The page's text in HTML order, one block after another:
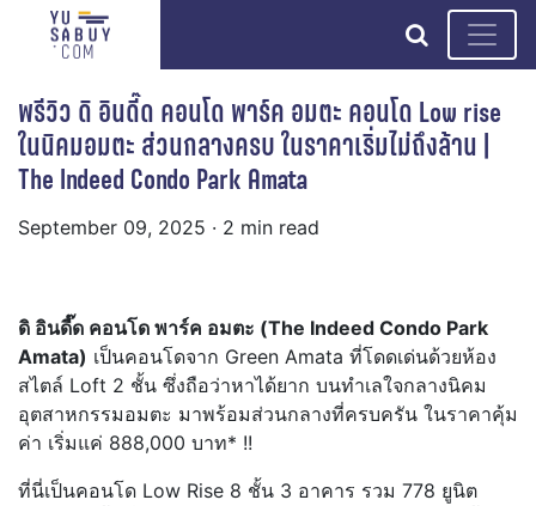
search
พรีวิว ดิ อินดี๊ด คอนโด พาร์ค อมตะ คอนโด Low rise
ในนิคมอมตะ ส่วนกลางครบ ในราคาเริ่มไม่ถึงล้าน |
The Indeed Condo Park Amata
September 09, 2025 · 2 min read
ดิ อินดี๊ด คอนโด พาร์ค อมตะ (The Indeed Condo Park
Amata) เป็นคอนโดจาก Green Amata ที่โดดเด่นด้วยห้อง
สไตล์ Loft 2 ชั้น ซึ่งถือว่าหาได้ยาก บนทำเลใจกลางนิคม
อุตสาหกรรมอมตะ มาพร้อมส่วนกลางที่ครบครัน ในราคาคุ้ม
ค่า เริ่มแค่ 888,000 บาท* !!
ที่นี่เป็นคอนโด Low Rise 8 ชั้น 3 อาคาร รวม 778 ยูนิต